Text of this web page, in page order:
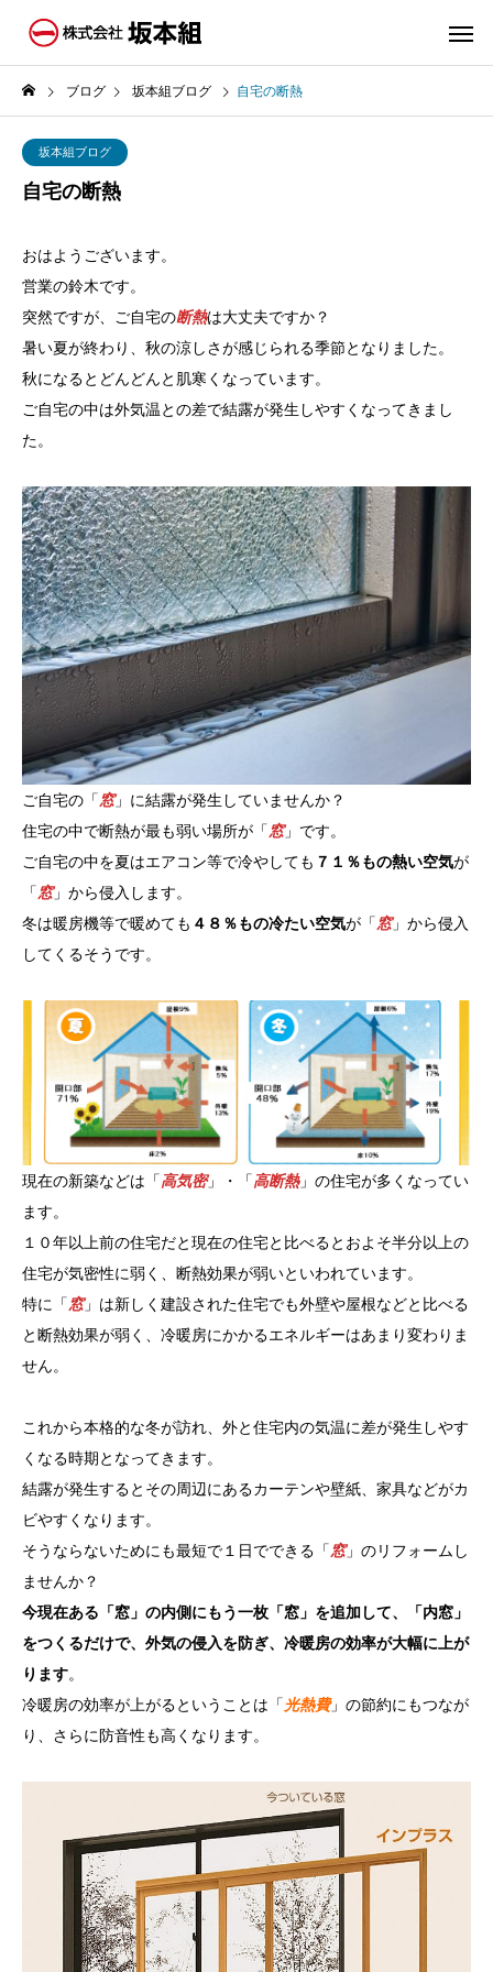
ブログ 坂本組ブログ 自宅の断熱
坂本組ブログ
自宅の断熱
おはようございます。
営業の鈴木です。
突然ですが、ご自宅の断熱は大丈夫ですか？
暑い夏が終わり、秋の涼しさが感じられる季節となりました。
秋になるとどんどんと肌寒くなっています。
ご自宅の中は外気温との差で結露が発生しやすくなってきまし
た。
ご自宅の「窓」に結露が発生していませんか？
住宅の中で断熱が最も弱い場所が「窓」です。
ご自宅の中を夏はエアコン等で冷やしても ７１％もの熱い空気が
「窓」から侵入します。
冬は暖房機等で暖めても ４８％もの冷たい空気が「窓」から侵入
してくるそうです。
現在の新築などは「高気密」・「高断熱」の住宅が多くなってい
ます。
１０年以上前の住宅だと現在の住宅と比べるとおよそ半分以上の
住宅が気密性に弱く、断熱効果が弱いといわれています。
特に「窓」は新しく建設された住宅でも外壁や屋根などと比べる
と断熱効果が弱く、冷暖房にかかるエネルギーはあまり変わりま
せん。
これから本格的な冬が訪れ、外と住宅内の気温に差が発生しやす
くなる時期となってきます。
結露が発生するとその周辺にあるカーテンや壁紙、家具などがカ
ビやすくなります。
そうならないためにも最短で１日でできる「窓」のリフォームし
ませんか？
今現在ある「窓」の内側にもう一枚「窓」を追加して、「内窓」
をつくるだけで、外気の侵入を防ぎ、冷暖房の効率が大幅に上が
ります。
冷暖房の効率が上がるということは「光熱費」の節約にもつなが
り、さらに防音性も高くなります。